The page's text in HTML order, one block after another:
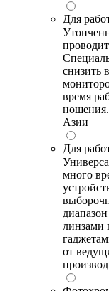
Для
снизить
время
Азии
Для
много
линзами
от